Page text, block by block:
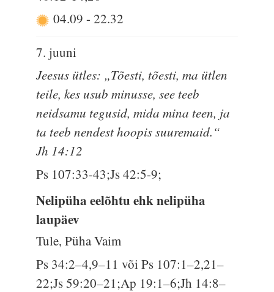
04.09 - 22.32
7. juuni
Jeesus ütles: „Tõesti, tõesti, ma ütlen
teile, kes usub minusse, see teeb
neidsamu tegusid, mida mina teen, ja
ta teeb nendest hoopis suuremaid.“
Jh 14:12
Ps 107:33-43;Js 42:5-9;
Nelipüha eelõhtu ehk nelipüha
laupäev
Tule, Püha Vaim
Ps 34:2–4,9–11 või Ps 107:1–2,21–
22;Js 59:20–21;Ap 19:1–6;Jh 14:8–